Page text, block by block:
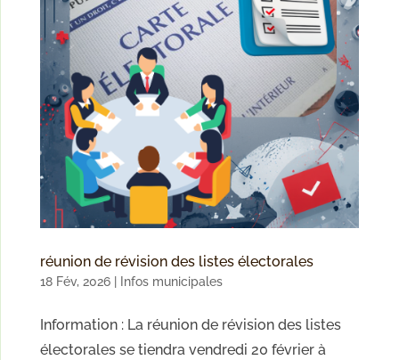
réunion de révision des listes électorales
18 Fév, 2026| Infos municipales
Information : La réunion de révision des listes
électorales se tiendra vendredi 20 février à